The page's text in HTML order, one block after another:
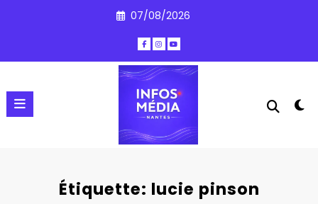
07/08/2026
Étiquette: lucie pinson